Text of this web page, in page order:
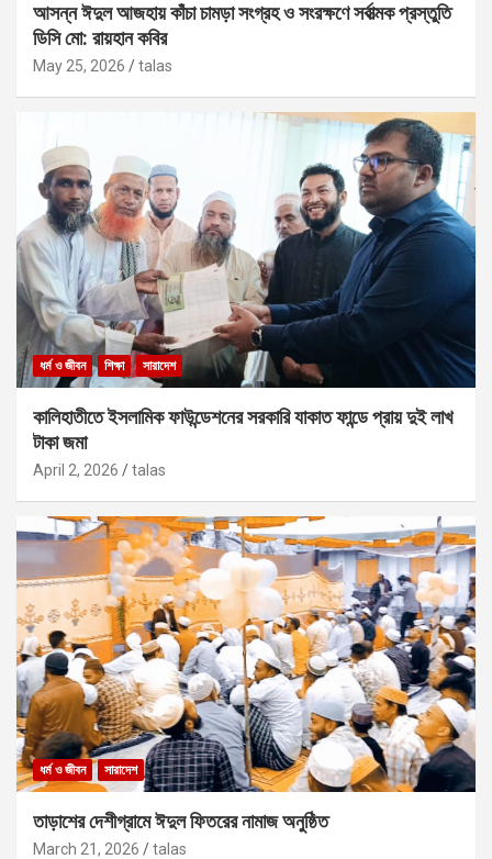
আসন্ন ঈদুল আজহায় কাঁচা চামড়া সংগ্রহ ও সংরক্ষণে সর্বাত্মক প্রস্তুতি
ডিসি মো: রায়হান কবির
May 25, 2026 talas
ধর্ম ও জীবন শিক্ষা সারাদেশ
কালিহাতীতে ইসলামিক ফাউন্ডেশনের সরকারি যাকাত ফান্ডে প্রায় দুই লাখ
টাকা জমা
April 2, 2026 talas
ধর্ম ও জীবন সারাদেশ
তাড়াশের দেশীগ্রামে ঈদুল ফিতরের নামাজ অনুষ্ঠিত
March 21, 2026 talas